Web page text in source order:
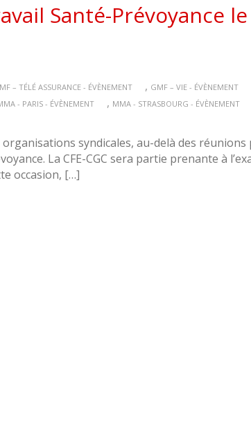
Santé-Prévoyance
– TÉLÉ ASSURANCE - ÉVÈNEMENT , GMF – VIE - ÉVÈNEMENT
- PARIS - ÉVÈNEMENT , MMA - STRASBOURG - ÉVÈNEMENT
syndicales, au-delà des réunions
La CFE-CGC sera partie prenante à
occasion, […]